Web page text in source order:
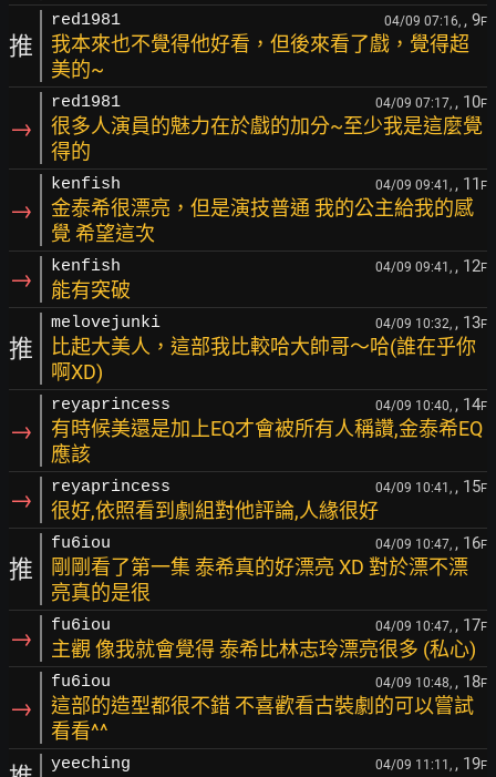
推
red1981 04/09 07:16, , 9F
我本來也不覺得他好看，但後來看了戲，覺得超
美的~
→
red1981 04/09 07:17, , 10F
很多人演員的魅力在於戲的加分~至少我是這麼覺
得的
→
kenfish 04/09 09:41, , 11 F
金泰希很漂亮，但是演技普通 我的公主給我的感
覺 希望這次
→ kenfish 04/09 09:41, , 12F
能有突破
推
melovejunki 04/09 10:32, , 13F
比起大美人，這部我比較哈大帥哥～哈(誰在乎你
啊XD)
→
reyaprincess 04/09 10:40, , 14F
有時候美還是加上EQ才會被所有人稱讚,金泰希EQ
應該
→ reyaprincess 04/09 10:41, , 15F
很好,依照看到劇組對他評論,人緣很好
推
fu6iou 04/09 10:47, , 16F
剛剛看了第一集 泰希真的好漂亮 XD 對於漂不漂
亮真的是很
→ fu6iou 04/09 10:47, , 17F
主觀 像我就會覺得 泰希比林志玲漂亮很多 (私心)
→
fu6iou 04/09 10:48, , 18F
這部的造型都很不錯 不喜歡看古裝劇的可以嘗試
看看^^
yeeching 04/09 11:11, , 19F